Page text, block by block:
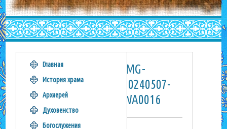
IMG-
20240507-
WA0016
Главная
История храма
Архиерей
Духовенство
Богослужения